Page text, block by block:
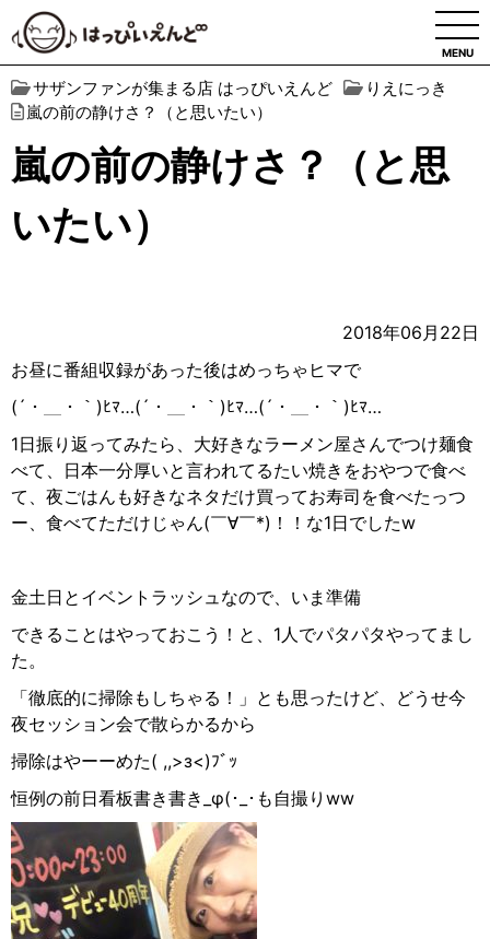
MENU
サザンファンが集まる店 はっぴいえんど
りえにっき
嵐の前の静けさ？（と思いたい）
嵐の前の静けさ？（と思
いたい）
2018年06月22日
お昼に番組収録があった後はめっちゃヒマで
(´・＿・｀)ﾋﾏ…(´・＿・｀)ﾋﾏ…(´・＿・｀)ﾋﾏ…
1日振り返ってみたら、大好きなラーメン屋さんでつけ麺食
べて、日本一分厚いと言われてるたい焼きをおやつで食べ
て、夜ごはんも好きなネタだけ買ってお寿司を食べたっつ
ー、食べてただけじゃん(￣∀︎￣*)！！な1日でしたw
金土日とイベントラッシュなので、いま準備
できることはやっておこう！と、1人でパタパタやってまし
た。
「徹底的に掃除もしちゃる！」とも思ったけど、どうせ今
夜セッション会で散らかるから
掃除はやーーめた( ,,>з<)ﾌﾞｯ
恒例の前日看板書き書き_φ(･_･も自撮りww